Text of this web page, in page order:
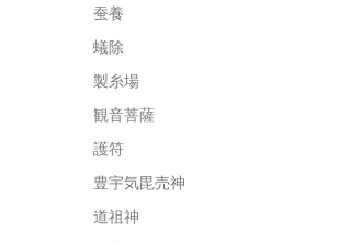
蚕養
蟻除
製糸場
観音菩薩
護符
豊宇気毘売神
道祖神